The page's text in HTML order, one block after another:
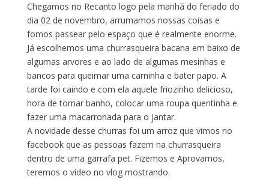
Chegamos no Recanto logo pela manhã do feriado do
dia 02 de novembro, arrumamos nossas coisas e
fomos passear pelo espaço que é realmente enorme.
Já escolhemos uma churrasqueira bacana em baixo de
algumas arvores e ao lado de algumas mesinhas e
bancos para queimar uma carninha e bater papo. A
tarde foi caindo e com ela aquele friozinho delicioso,
hora de tomar banho, colocar uma roupa quentinha e
fazer uma macarronada para o jantar.
A novidade desse churras foi um arroz que vimos no
facebook que as pessoas fazem na churrasqueira
dentro de uma garrafa pet. Fizemos e Aprovamos,
teremos o vídeo no vlog mostrando.